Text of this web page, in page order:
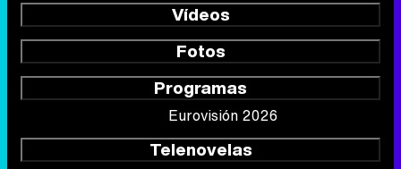
Vídeos
Fotos
Programas
Eurovisión 2026
Telenovelas